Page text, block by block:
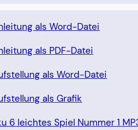
als Word-Datei
als PDF-Datei
als Word-Datei
als Grafik
6 leichtes Spiel Nummer 1